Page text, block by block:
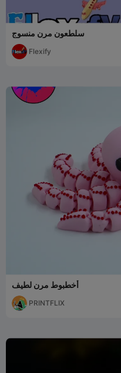
سلطعون مرن منسوج
Flexify
أخطبوط مرن لطيف
PRINTFLIX